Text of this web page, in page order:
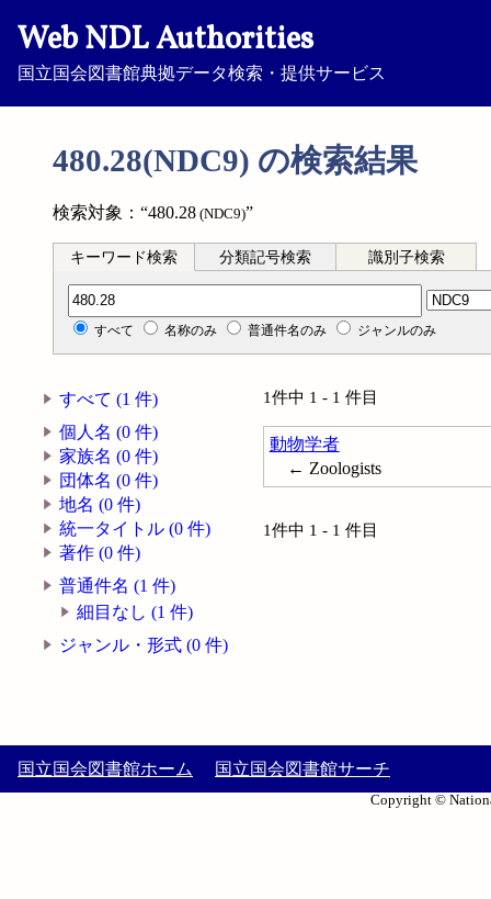
Web NDL Authorities
国立国会図書館典拠データ検索・提供サービス
480.28(NDC9) の検索結果
検索対象：“480.28 (NDC9)”
キーワード検索 分類記号検索 識別子検索
分類記号検索
すべて 名称のみ 普通件名のみ ジャンルのみ
すべて (1 件)
個人名 (0 件)
家族名 (0 件)
団体名 (0 件)
地名 (0 件)
統一タイトル (0 件)
著作 (0 件)
普通件名 (1 件)
細目なし (1 件)
ジャンル・形式 (0 件)
1件中 1 - 1 件目
動物学者
← Zoologists
1件中 1 - 1 件目
国立国会図書館ホーム 国立国会図書館サーチ
Copyright ©